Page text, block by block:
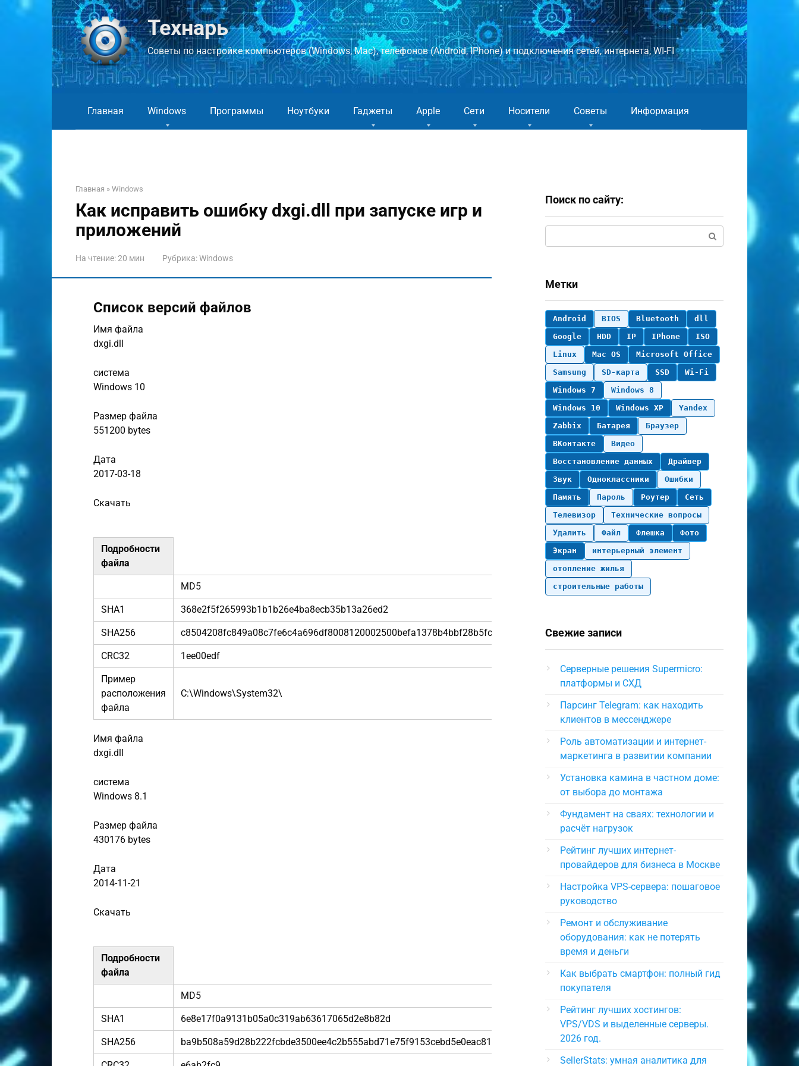
Перейти
Технарь
Советы по настройке компьютеров (Windows, Mac), телефонов (Android, IPhone) и подключения сетей, интернета, WI-FI
Главная Windows Программы Ноутбуки Гаджеты Apple Сети Носители Советы Информация
Главная » Windows
Как исправить ошибку dxgi.dll при запуске игр и
приложений
На чтение:20 мин Рубрика:Windows
Список версий файлов
Имя файла
dxgi.dll
система
Windows 10
Размер файла
551200 bytes
Дата
2017-03-18
Скачать
Подробности
файла
MD5 9c1673eb0d29577defd29f6f591a50ac
SHA1 368e2f5f265993b1b1b26e4ba8ecb35b13a26ed2
SHA256 c8504208fc849a08c7fe6c4a696df8008120002500befa1378b4bbf28b5fc872
CRC32 1ee00edf
Пример
расположения
файла
C:\Windows\System32\
Имя файла
dxgi.dll
система
Windows 8.1
Размер файла
430176 bytes
Дата
2014-11-21
Скачать
Подробности
файла
MD5 fc1810d273e5b4be5f74e4b235d35013
SHA1 6e8e17f0a9131b05a0c319ab63617065d2e8b82d
SHA256 ba9b508a59d28b222fcbde3500ee4c2b555abd71e75f9153cebd5e0eac81e249
Поиск по сайту:
Метки
Android BIOS Bluetooth
dll
Google
HDD IP IPhone
ISO
Linux
Mac OS
Microsoft Office
Samsung
SD-карта SSD
Wi-Fi
Windows 7
Windows 8
Windows 10
Windows XP
Yandex
Zabbix
Батарея
Браузер
ВКонтакте
Видео
Восстановление данных
Драйвер
Звук
Одноклассники
Ошибки
Память
Пароль Роутер
Сеть
Телевизор
Технические вопросы
Удалить
Файл Флешка
Фото
Экран
интерьерный элемент
отопление жилья
строительные работы
Свежие записи
Серверные решения Supermicro:
платформы и СХД
Парсинг Telegram: как находить
клиентов в мессенджере
Роль автоматизации и интернет-
маркетинга в развитии компании
Установка камина в частном доме:
от выбора до монтажа
Фундамент на сваях: технологии и
расчёт нагрузок
Рейтинг лучших интернет-
провайдеров для бизнеса в Москве
Настройка VPS-сервера: пошаговое
руководство
Ремонт и обслуживание
оборудования: как не потерять
время и деньги
Как выбрать смартфон: полный гид
покупателя
Рейтинг лучших хостингов:
VPS/VDS и выделенные серверы.
2026 год.
SellerStats: умная аналитика для